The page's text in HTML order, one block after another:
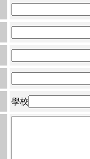
學校